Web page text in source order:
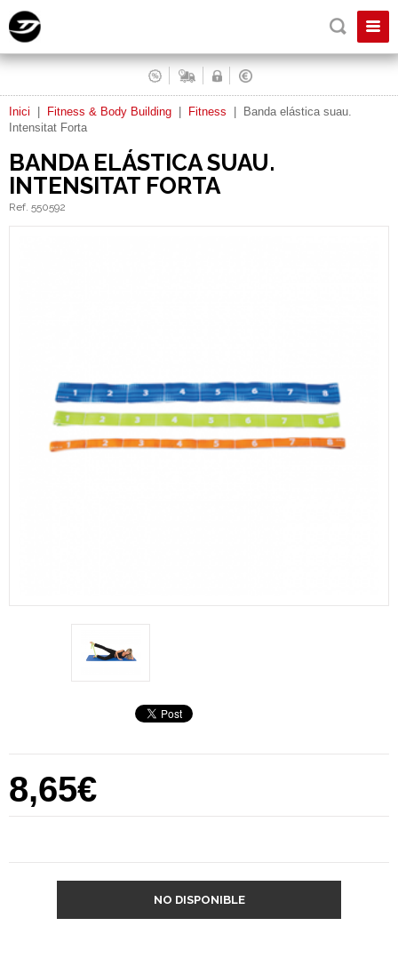
Inici Fitness & Body Building Fitness
Banda elástica suau.
Intensitat Forta
BANDA ELÁSTICA SUAU.
INTENSITAT FORTA
Ref. 550592
8,65€
NO DISPONIBLE